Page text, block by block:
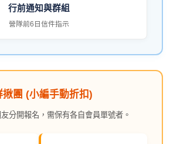
行前通知與群組
營隊前6日信件指示
團 (小編手動折扣)
分開報名，需保有各自會員單號者。